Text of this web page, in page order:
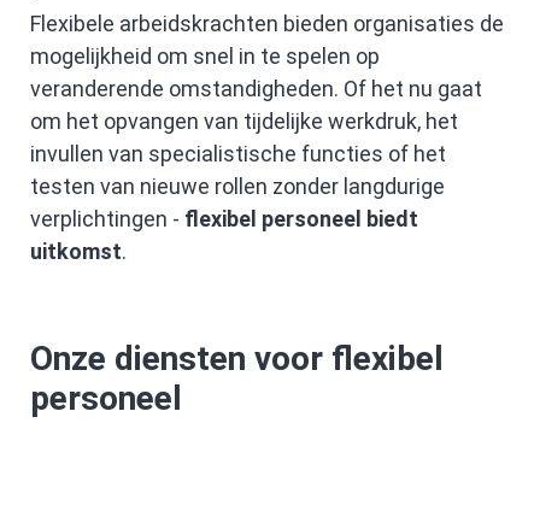
Flexibele arbeidskrachten bieden organisaties de
mogelijkheid om snel in te spelen op
veranderende omstandigheden. Of het nu gaat
om het opvangen van tijdelijke werkdruk, het
invullen van specialistische functies of het
testen van nieuwe rollen zonder langdurige
verplichtingen - flexibel personeel biedt
uitkomst.
Onze diensten voor flexibel
personeel